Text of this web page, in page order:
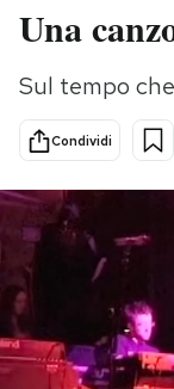
Italia
Politica
Tecnologia
Scienza
Cultura
Economia
Sport
Una
Sul tempo
Condividi